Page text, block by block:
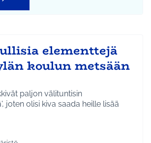
elementtejä
koulun metsään
paljon välituntisin
joten olisi kiva saada heille lisää